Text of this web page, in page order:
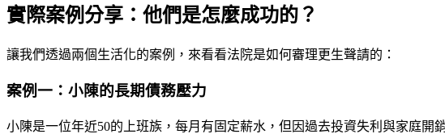
實際案例分享：他們是怎麼成功的？
讓我們透過兩個生活化的案例，來看看法院是如何審理更生聲請的：
案例一：小陳的長期債務壓力
小陳是一位年近50的上班族，每月有固定薪水，但因過去投資失利與家庭